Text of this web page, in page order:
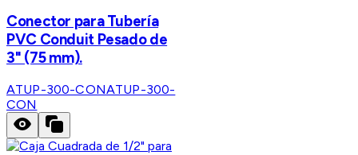
Conector para Tubería
PVC Conduit Pesado de
3" (75 mm).
ATUP-300-CONATUP-300-
CON